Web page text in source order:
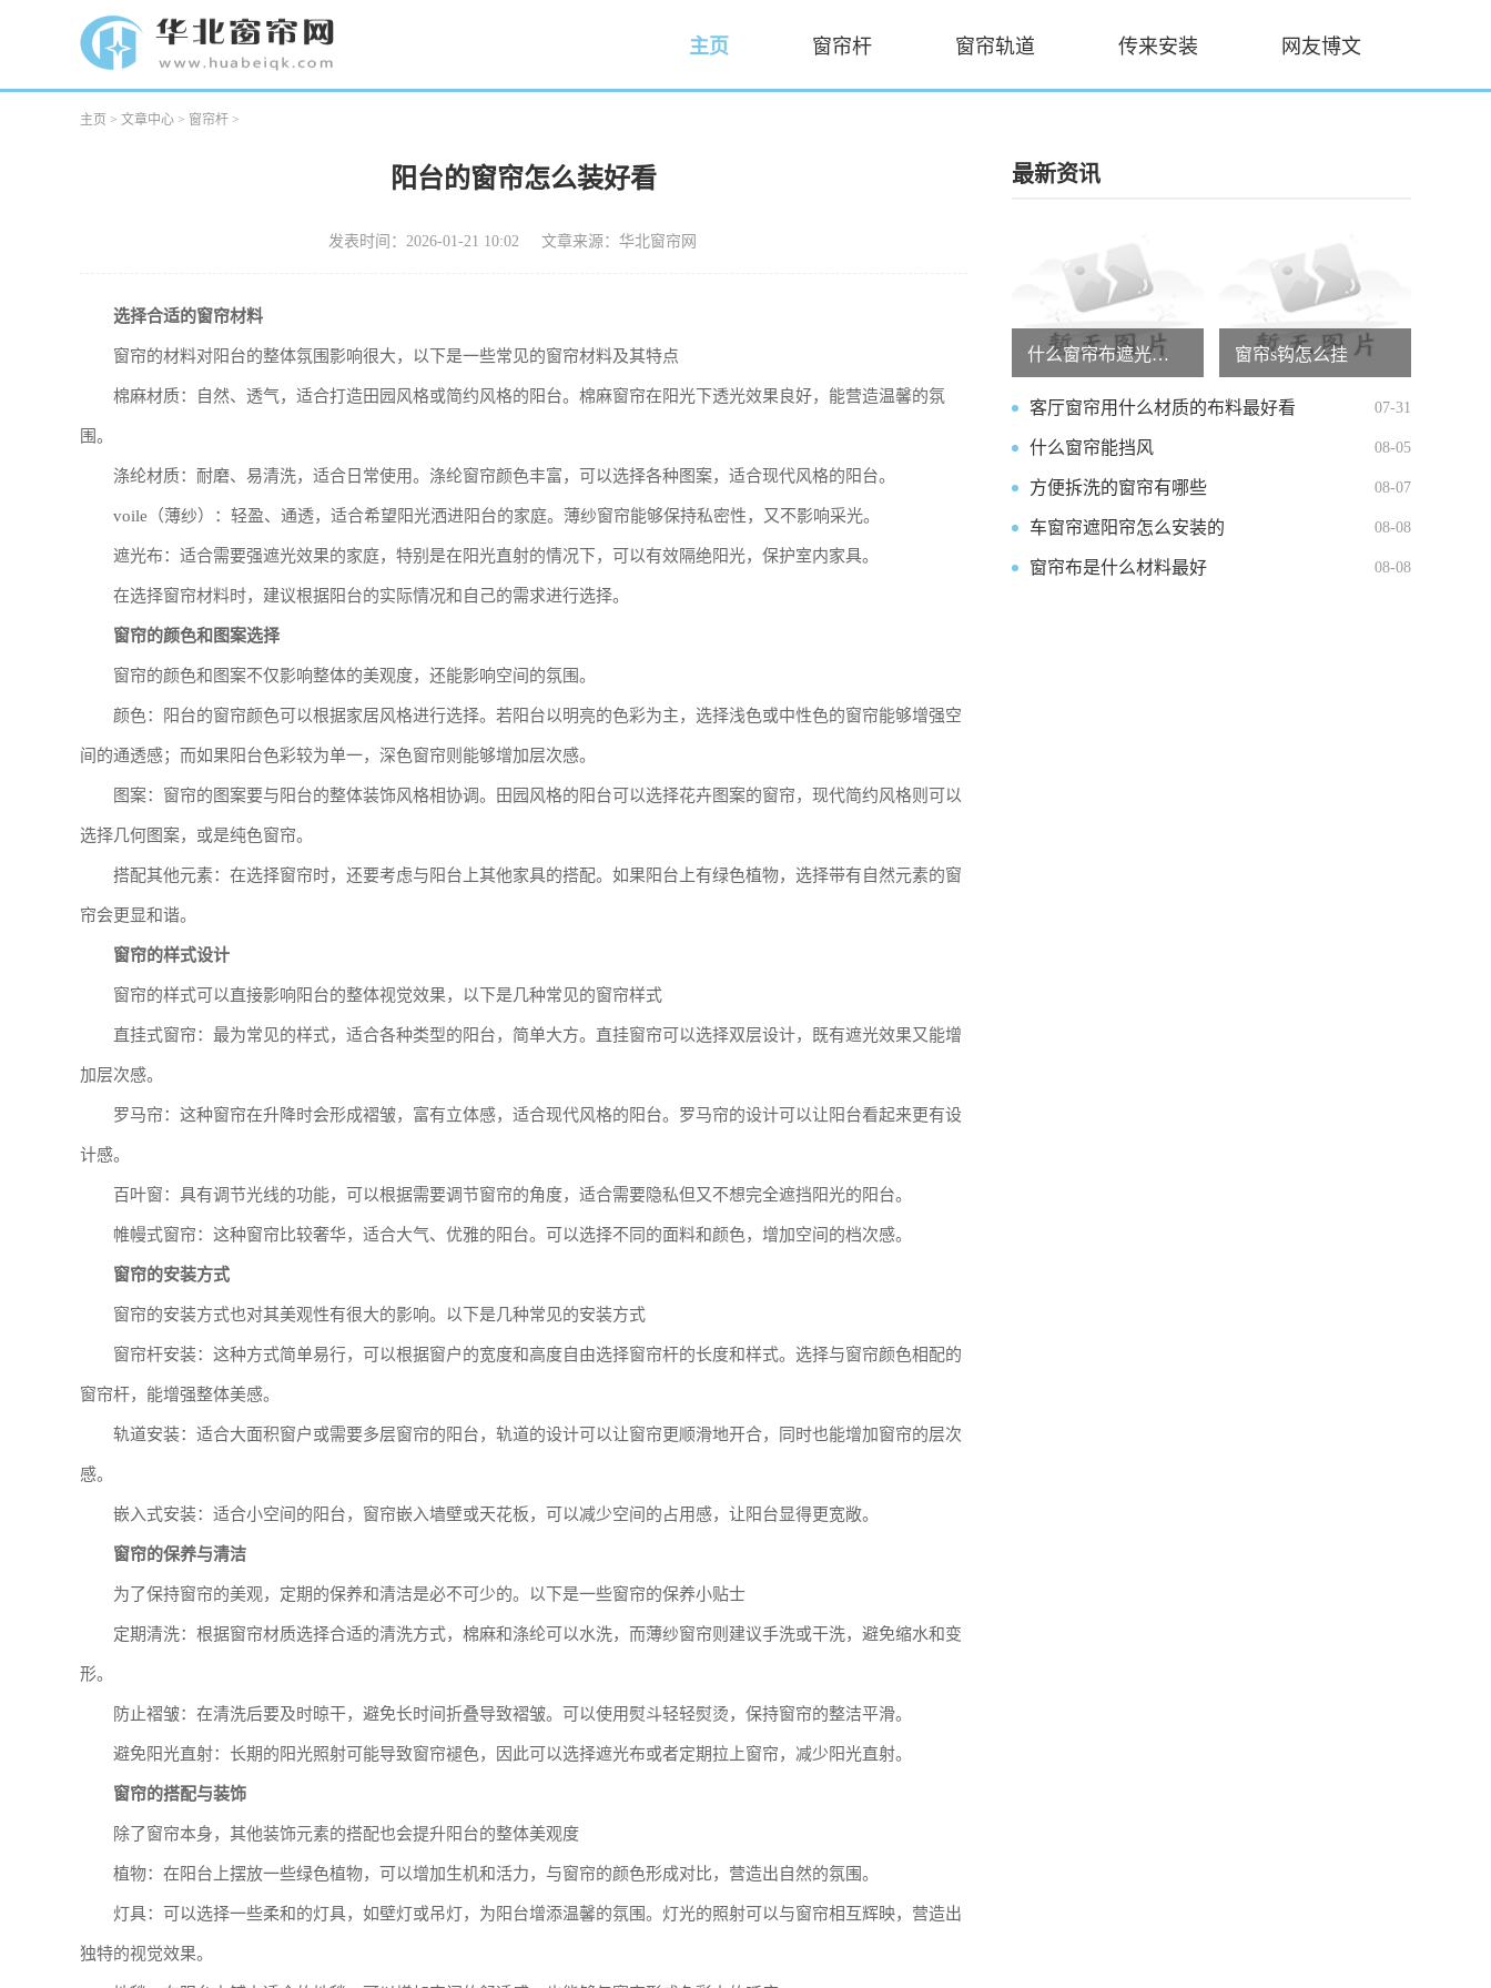
主页 窗帘杆 窗帘轨道 传来安装 网友博文
主页 > 文章中心 > 窗帘杆 >
阳台的窗帘怎么装好看
发表时间：2026-01-21 10:02 文章来源：华北窗帘网
选择合适的窗帘材料
窗帘的材料对阳台的整体氛围影响很大，以下是一些常见的窗帘材料及其特点
棉麻材质：自然、透气，适合打造田园风格或简约风格的阳台。棉麻窗帘在阳光下透光效果良好，能营造温馨的氛
围。
涤纶材质：耐磨、易清洗，适合日常使用。涤纶窗帘颜色丰富，可以选择各种图案，适合现代风格的阳台。
voile（薄纱）：轻盈、通透，适合希望阳光洒进阳台的家庭。薄纱窗帘能够保持私密性，又不影响采光。
遮光布：适合需要强遮光效果的家庭，特别是在阳光直射的情况下，可以有效隔绝阳光，保护室内家具。
在选择窗帘材料时，建议根据阳台的实际情况和自己的需求进行选择。
窗帘的颜色和图案选择
窗帘的颜色和图案不仅影响整体的美观度，还能影响空间的氛围。
颜色：阳台的窗帘颜色可以根据家居风格进行选择。若阳台以明亮的色彩为主，选择浅色或中性色的窗帘能够增强空
间的通透感；而如果阳台色彩较为单一，深色窗帘则能够增加层次感。
图案：窗帘的图案要与阳台的整体装饰风格相协调。田园风格的阳台可以选择花卉图案的窗帘，现代简约风格则可以
选择几何图案，或是纯色窗帘。
搭配其他元素：在选择窗帘时，还要考虑与阳台上其他家具的搭配。如果阳台上有绿色植物，选择带有自然元素的窗
帘会更显和谐。
窗帘的样式设计
窗帘的样式可以直接影响阳台的整体视觉效果，以下是几种常见的窗帘样式
直挂式窗帘：最为常见的样式，适合各种类型的阳台，简单大方。直挂窗帘可以选择双层设计，既有遮光效果又能增
加层次感。
罗马帘：这种窗帘在升降时会形成褶皱，富有立体感，适合现代风格的阳台。罗马帘的设计可以让阳台看起来更有设
计感。
百叶窗：具有调节光线的功能，可以根据需要调节窗帘的角度，适合需要隐私但又不想完全遮挡阳光的阳台。
帷幔式窗帘：这种窗帘比较奢华，适合大气、优雅的阳台。可以选择不同的面料和颜色，增加空间的档次感。
窗帘的安装方式
窗帘的安装方式也对其美观性有很大的影响。以下是几种常见的安装方式
窗帘杆安装：这种方式简单易行，可以根据窗户的宽度和高度自由选择窗帘杆的长度和样式。选择与窗帘颜色相配的
窗帘杆，能增强整体美感。
轨道安装：适合大面积窗户或需要多层窗帘的阳台，轨道的设计可以让窗帘更顺滑地开合，同时也能增加窗帘的层次
感。
嵌入式安装：适合小空间的阳台，窗帘嵌入墙壁或天花板，可以减少空间的占用感，让阳台显得更宽敞。
窗帘的保养与清洁
为了保持窗帘的美观，定期的保养和清洁是必不可少的。以下是一些窗帘的保养小贴士
定期清洗：根据窗帘材质选择合适的清洗方式，棉麻和涤纶可以水洗，而薄纱窗帘则建议手洗或干洗，避免缩水和变
形。
防止褶皱：在清洗后要及时晾干，避免长时间折叠导致褶皱。可以使用熨斗轻轻熨烫，保持窗帘的整洁平滑。
避免阳光直射：长期的阳光照射可能导致窗帘褪色，因此可以选择遮光布或者定期拉上窗帘，减少阳光直射。
窗帘的搭配与装饰
除了窗帘本身，其他装饰元素的搭配也会提升阳台的整体美观度
植物：在阳台上摆放一些绿色植物，可以增加生机和活力，与窗帘的颜色形成对比，营造出自然的氛围。
灯具：可以选择一些柔和的灯具，如壁灯或吊灯，为阳台增添温馨的氛围。灯光的照射可以与窗帘相互辉映，营造出
独特的视觉效果。
最新资讯
什么窗帘布遮光效果好一点呢 窗帘s钩怎么挂
客厅窗帘用什么材质的布料最好看 07-31
什么窗帘能挡风 08-05
方便拆洗的窗帘有哪些 08-07
车窗帘遮阳帘怎么安装的 08-08
窗帘布是什么材料最好 08-08